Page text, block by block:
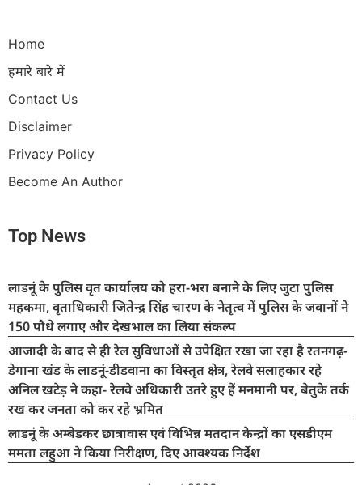
Home
हमारे बारे में
Contact Us
Disclaimer
Privacy Policy
Become An Author
Top News
लाडनूं के पुलिस वृत कार्यालय को हरा-भरा बनाने के लिए जुटा पुलिस
महकमा, वृताधिकारी जितेन्द्र सिंह चारण के नेतृत्व में पुलिस के जवानों ने
150 पौधे लगाए और देखभाल का लिया संकल्प
आजादी के बाद से ही रेल सुविधाओं से उपेक्षित रखा जा रहा है रतनगढ़-
डेगाना खंड के लाडनूं-डीडवाना का विस्तृत क्षेत्र, रेलवे सलाहकार रहे
अनिल खटेड़ ने कहा- रेलवे अधिकारी उतरे हुए हैं मनमानी पर, बेतुके तर्क
रख कर जनता को कर रहे भ्रमित
लाडनूं के अम्बेडकर छात्रावास एवं विभिन्न मतदान केन्द्रों का एसडीएम
ममता लहुआ ने किया निरीक्षण, दिए आवश्यक निर्देश